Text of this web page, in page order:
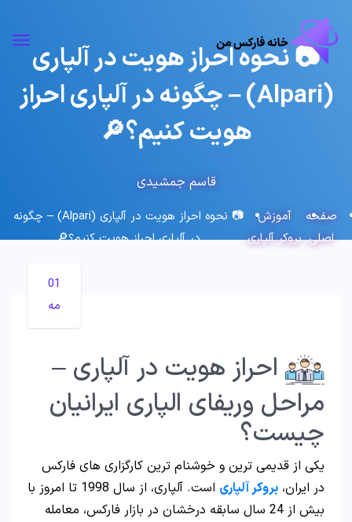
📷 نحوه احراز هویت در آلپاری
(Alpari) – چگونه در آلپاری احراز
هویت کنیم؟🔎
قاسم جمشیدی
صفحه
اصلی
آموزش
بروکر آلپاری
📷 نحوه احراز هویت در آلپاری (Alpari) – چگونه
در آلپاری احراز هویت کنیم؟🔎
01
مه
احراز هویت در آلپاری –
مراحل وریفای الپاری ایرانیان
چیست؟
یکی از قدیمی ترین و خوشنام ترین کارگزاری های فارکس
در ایران، بروکر آلپاری
است. آلپاری، از سال 1998 تا امروز با
بیش از 24 سال سابقه درخشان در بازار فارکس، معامله